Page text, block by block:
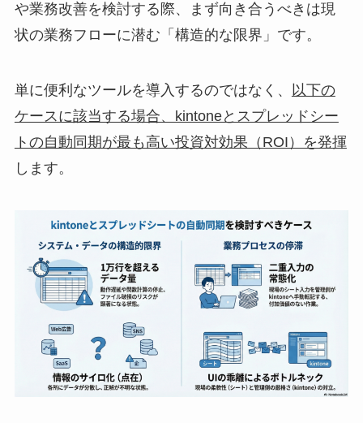
や業務改善を検討する際、まず向き合うべきは現
状の業務フローに潜む「構造的な限界」です。
単に便利なツールを導入するのではなく、
以下の
ケースに該当する場合、kintoneとスプレッドシー
トの自動同期が最も高い投資対効果（ROI）を発揮
します。